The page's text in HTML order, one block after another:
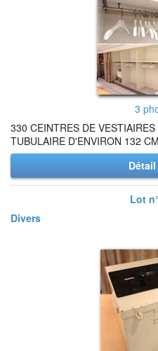
3
330 CEINTRES DE
TUBULAIRE D'ENVIRON 132
Lot
Divers